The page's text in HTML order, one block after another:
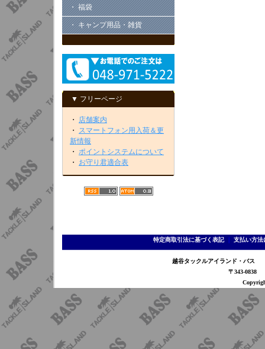
・ 福袋
・ キャンプ用品・雑貨
▼ フリーページ
・ 店舗案内
・ スマートフォン用入荷＆更
新情報
・ ポイントシステムについて
・ お守り君適合表
特定商取引法に基づく表記｜ 支払い方法
越谷タックルアイランド・バ
〒343-0838